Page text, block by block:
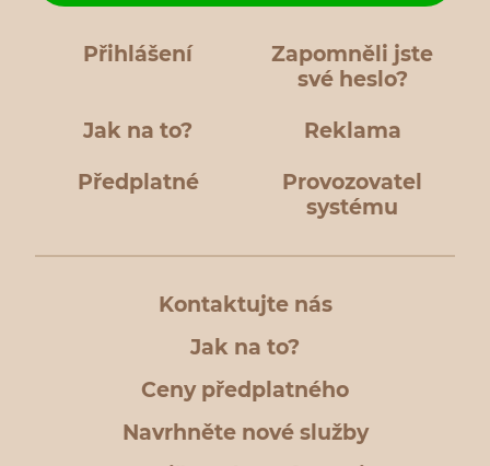
Přihlášení
Zapomněli jste
své heslo?
Jak na to? Reklama
Předplatné
Provozovatel
systému
Kontaktujte nás
Jak na to?
Ceny předplatného
Navrhněte nové služby